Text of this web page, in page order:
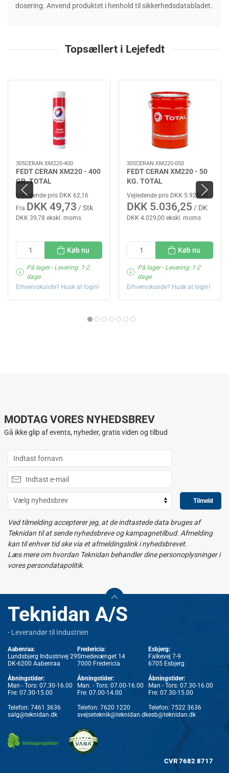
dosering. Anvend produktet i henhold til sikkerhedsdatabladet.
Topsællert i Lejefedt
305CERAN.XM220-400
FEDT CERAN XM220 - 400
GR. TOTAL
Vejledende pris DKK 62,16
Fra DKK 49,73 / Stk
DKK 39,78 ekskl. moms
Køb nu
På lager- Levering: 1-2
dage
Erhvervskunde? Husk at login!
305CERAN.XM220-050
FEDT CERAN XM220 - 50
KG. TOTAL
Vejledende pris DKK 5.925,00
DKK 5.036,25 / DK
DKK 4.029,00 ekskl. moms
Køb nu
På lager- Levering: 1-2
dage
Erhvervskunde? Husk at login!
MODTAG VORES NYHEDSBREV
Gå ikke glip af events, nyheder, gratis viden og tilbud
Tilmeld
Ved tilmelding accepterer jeg, at de indtastede data bruges af
Teknidan til at sende nyhedsbreve og kampagnetilbud. Afmelding
kan til enhver tid ske via et afmeldingslink i nyhedsbrevet.
Læs mere om hvordan Teknidan behandler dine personoplysninger i
vores persondatapolitik.
Teknidan A/S
- Leverandør til Industrien
Aabenraa:
Lundsbjerg Industrivej 29
DK-6200 Aabenraa
Åbningstider:
Man - Tors: 07.30-16.00
Fre: 07.30-15.00
Telefon: 7461 3636
salg@teknidan.dk
Fredericia:
Smedevænget 14
7000 Fredericia
Åbningstider:
Man. - Tors: 07.00-16.00
Fre: 07.00-14.00
Telefon: 7620 1220
svejseteknik@teknidan.dk
Esbjerg:
Falkevej 7-9
6705 Esbjerg
Åbningstider:
Man - Tors: 07.30-16.00
Fre: 07.30-15.00
Telefon: 7522 3636
esb@teknidan.dk
CVR 7682 8717